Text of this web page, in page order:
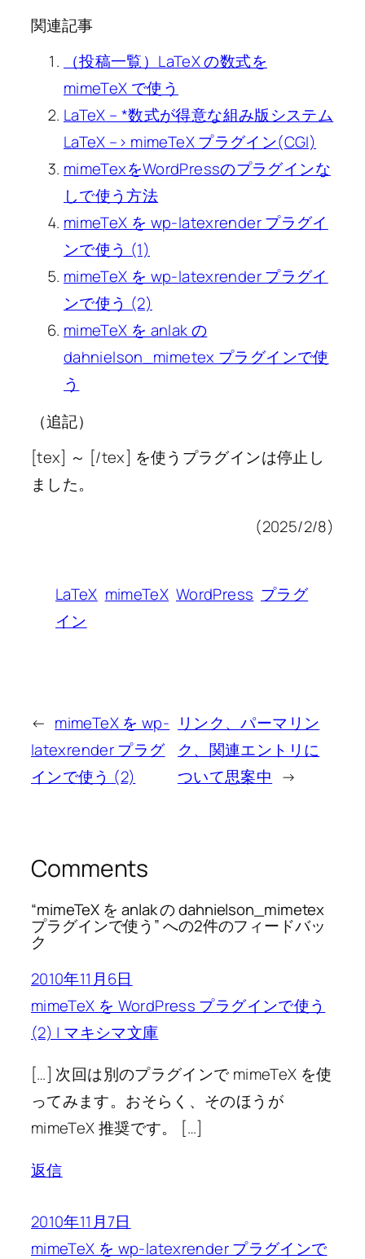
関連記事
（投稿一覧）LaTeX の数式を
mimeTeX で使う
LaTeX – *数式が得意な組み版システム
LaTeX –> mimeTeX プラグイン(CGI)
mimeTexをWordPressのプラグインな
しで使う方法
mimeTeX を wp-latexrender プラグイ
ンで使う (1)
mimeTeX を wp-latexrender プラグイ
ンで使う (2)
mimeTeX を anlak の
dahnielson_mimetex プラグインで使
う
（追記）
[tex] ～ [/tex] を使うプラグインは停止し
ました。
(2025/2/8)
LaTeX mimeTeX WordPress プラグ
イン
← mimeTeX を wp-
latexrender プラグ
インで使う (2)
リンク、パーマリン
ク、関連エントリに
ついて思案中 →
Comments
“mimeTeX を anlak の dahnielson_mimetex
プラグインで使う” への2件のフィードバッ
ク
2010年11月6日
mimeTeX を WordPress プラグインで使う
(2) | マキシマ文庫
[…] 次回は別のプラグインで mimeTeX を使
ってみます。おそらく、そのほうが
mimeTeX 推奨です。 […]
返信
2010年11月7日
mimeTeX を wp-latexrender プラグインで